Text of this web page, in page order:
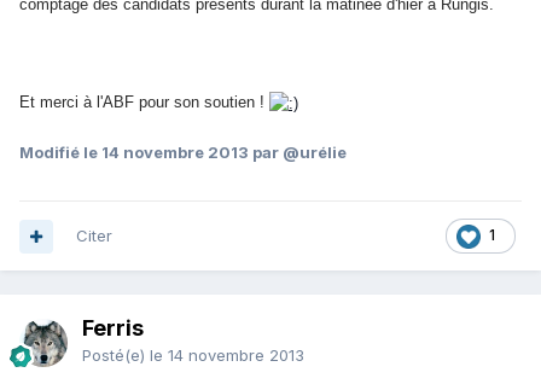
comptage des candidats présents durant la matinée d'hier à Rungis.
Et merci à l'ABF pour son soutien !
Modifié le 14 novembre 2013 par @urélie
1
Citer
Ferris
Posté(e) le 14 novembre 2013